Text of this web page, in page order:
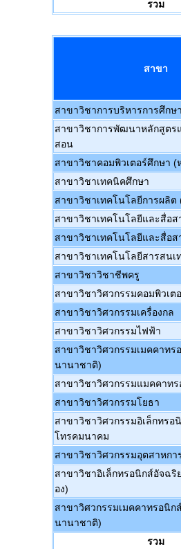
รวม
สาขา
สาขาวิชาการบริหารการศึกษา
สาขาวิชาการพัฒนาหลักสูตร
สอน
สาขาวิชาคอมพิวเตอร์ศึกษา (
สาขาวิชาเทคนิคศึกษา
สาขาวิชาเทคโนโลยีการผลิต
สาขาวิชาเทคโนโลยีและสื่อส
สาขาวิชาเทคโนโลยีและสื่อส
สาขาวิชาเทคโนโลยีสารสนเ
สาขาวิชาวิชาชีพครู
สาขาวิชาวิศวกรรมคอมพิวเต
สาขาวิชาวิศวกรรมเครื่องกล
สาขาวิชาวิศวกรรมไฟฟ้า
สาขาวิชาวิศวกรรมเมคคาทร
นานาชาติ)
สาขาวิชาวิศวกรรมแมคคาทร
สาขาวิชาวิศวกรรมโยธา
สาขาวิชาวิศวกรรมอิเล็กทรอ
โทรคมนาคม
สาขาวิชาวิศวกรรมอุตสาหกา
สาขาวิชาอิเล็กทรอนิกส์อัจฉริ
อง)
สาขาวิศวกรรมเมคคาทรอนิก
นานาชาติ)
รวม